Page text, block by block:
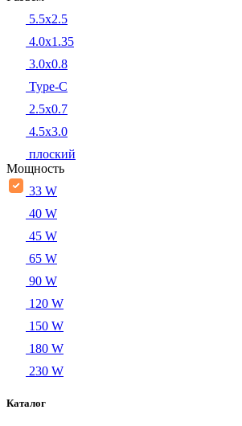
5.5x2.5
4.0x1.35
3.0x0.8
Type-C
2.5x0.7
4.5x3.0
плоский
Мощность
33 W
40 W
45 W
65 W
90 W
120 W
150 W
180 W
230 W
Каталог